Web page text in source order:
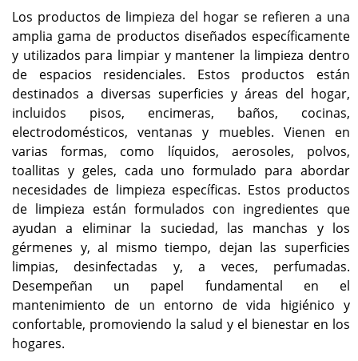
Los productos de limpieza del hogar se refieren a una
amplia gama de productos diseñados específicamente
y utilizados para limpiar y mantener la limpieza dentro
de espacios residenciales. Estos productos están
destinados a diversas superficies y áreas del hogar,
incluidos pisos, encimeras, baños, cocinas,
electrodomésticos, ventanas y muebles. Vienen en
varias formas, como líquidos, aerosoles, polvos,
toallitas y geles, cada uno formulado para abordar
necesidades de limpieza específicas. Estos productos
de limpieza están formulados con ingredientes que
ayudan a eliminar la suciedad, las manchas y los
gérmenes y, al mismo tiempo, dejan las superficies
limpias, desinfectadas y, a veces, perfumadas.
Desempeñan un papel fundamental en el
mantenimiento de un entorno de vida higiénico y
confortable, promoviendo la salud y el bienestar en los
hogares.